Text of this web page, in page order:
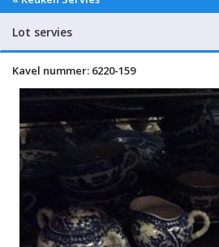
Lot servies
Kavel nummer: 6220-159